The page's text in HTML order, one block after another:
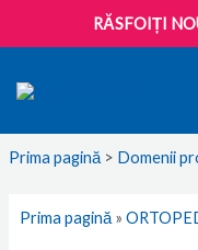
RĂSFOIȚI
Prima pagină> Domenii
Prima pagină»